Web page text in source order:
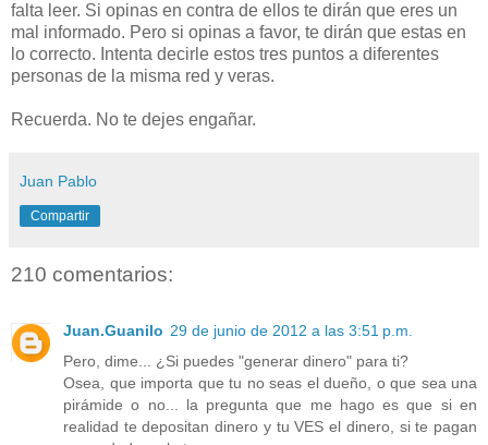
falta leer. Si opinas en contra de ellos te dirán que eres un
mal informado. Pero si opinas a favor, te dirán que estas en
lo correcto. Intenta decirle estos tres puntos a diferentes
personas de la misma red y veras.
Recuerda. No te dejes engañar.
Juan Pablo
Compartir
210 comentarios:
Juan.Guanilo 29 de junio de 2012 a las 3:51 p.m.
Pero, dime... ¿Si puedes "generar dinero" para ti?
Osea, que importa que tu no seas el dueño, o que sea una
pirámide o no... la pregunta que me hago es que si en
realidad te depositan dinero y tu VES el dinero, si te pagan